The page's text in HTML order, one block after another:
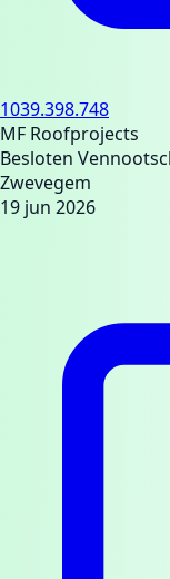
1039.398.748
MF Roofprojects
Besloten
Zwevegem
19 jun 2026